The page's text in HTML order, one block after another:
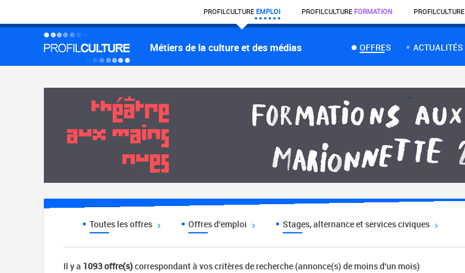
PROFILCULTURE EMPLOI PROFILCULTURE FORMATION PROFILCULTURE
Métiers de la culture et des médias OFFRES ACTUALITÉS
Toutes les offres Offres d'emploi Stages, alternance et services civiques
Il y a 1093 offre(s)correspondant à vos critères de recherche (annonce(s) de moins d'un mois)